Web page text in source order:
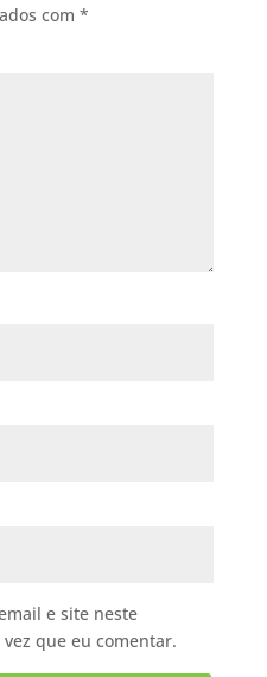
com *
e site neste
que eu comentar.